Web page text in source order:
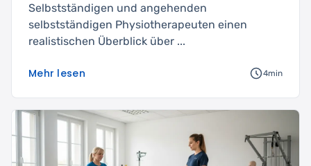
Selbstständigen und angehenden
selbstständigen Physiotherapeuten einen
realistischen Überblick über ...
Mehr lesen 4min